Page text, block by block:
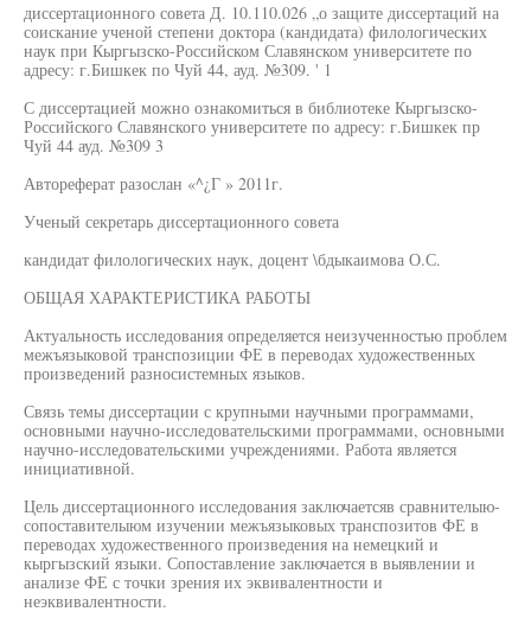
диссертационного совета Д. 10.110.026 „о защите диссертаций на
соискание ученой степени доктора (кандидата) филологических
наук при Кыргызско-Российском Славянском университете по
адресу: г.Бишкек по Чуй 44, ауд. №309. ' 1
С диссертацией можно ознакомиться в библиотеке Кыргызско-
Российского Славянского университете по адресу: г.Бишкек пр
Чуй 44 ауд. №309 3
Автореферат разослан «^¿Г » 2011г.
Ученый секретарь диссертационного совета
кандидат филологических наук, доцент \бдыкаимова О.С.
ОБЩАЯ ХАРАКТЕРИСТИКА РАБОТЫ
Актуальность исследования определяется неизученностью проблем
межъязыковой транспозиции ФЕ в переводах художественных
произведений разносистемных языков.
Связь темы диссертации с крупными научными программами,
основными научно-исследовательскими программами, основными
научно-исследовательскими учреждениями. Работа является
инициативной.
Цель диссертационного исследования заключаетсяв сравнителыю-
сопоставителыюм изучении межъязыковых транспозитов ФЕ в
переводах художественного произведения на немецкий и
кыргызский языки. Сопоставление заключается в выявлении и
анализе ФЕ с точки зрения их эквивалентности и
неэквивалентности.